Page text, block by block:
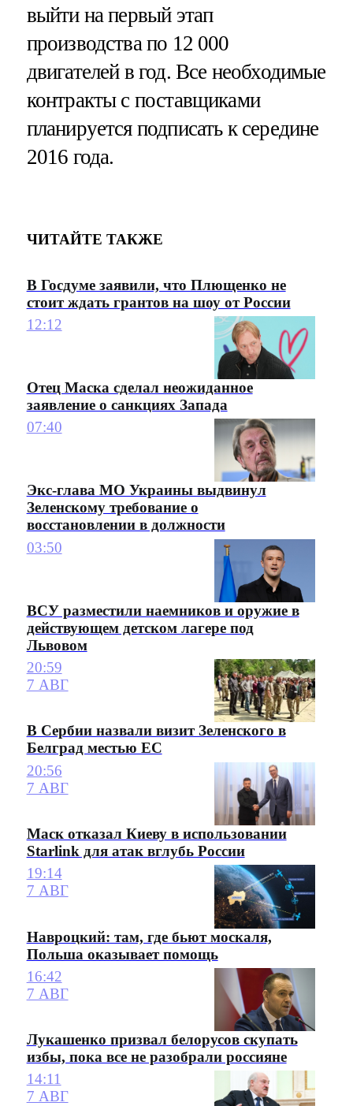
выйти на первый этап
производства по 12 000
двигателей в год. Все необходимые
контракты с поставщиками
планируется подписать к середине
2016 года.
ЧИТАЙТЕ ТАКЖЕ
В Госдуме заявили, что Плющенко не
стоит ждать грантов на шоу от России
12:12
Отец Маска сделал неожиданное
заявление о санкциях Запада
07:40
Экс-глава МО Украины выдвинул
Зеленскому требование о
восстановлении в должности
03:50
ВСУ разместили наемников и оружие в
действующем детском лагере под
Львовом
20:59
7 АВГ
В Сербии назвали визит Зеленского в
Белград местью ЕС
20:56
7 АВГ
Маск отказал Киеву в использовании
Starlink для атак вглубь России
19:14
7 АВГ
Навроцкий: там, где бьют москаля,
Польша оказывает помощь
16:42
7 АВГ
Лукашенко призвал белорусов скупать
избы, пока все не разобрали россияне
14:11
7 АВГ